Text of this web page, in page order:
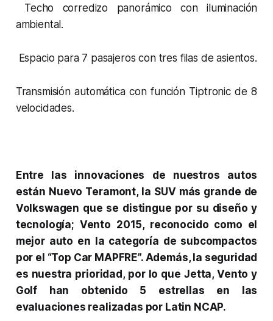
Techo corredizo panorámico con iluminación
ambiental.
Espacio para 7 pasajeros con tres filas de asientos.
Transmisión automática con función Tiptronic de 8
velocidades.
Entre las innovaciones de nuestros autos
están Nuevo Teramont, la SUV más grande de
Volkswagen que se distingue por su diseño y
tecnología; Vento 2015, reconocido como el
mejor auto en la categoría de subcompactos
por el “Top Car MAPFRE”. Además, la seguridad
es nuestra prioridad, por lo que Jetta, Vento y
Golf han obtenido 5 estrellas en las
evaluaciones realizadas por Latin NCAP.